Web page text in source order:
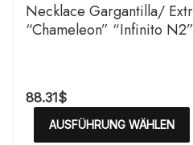
Necklace Gargantilla/
“Chameleon” “Infinito N2”
88.31$
AUSFÜHRUNG WÄHLEN